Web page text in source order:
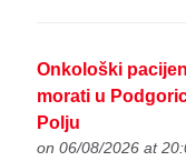
Onkološki
morati u
Polju
on 06/08/2026 at